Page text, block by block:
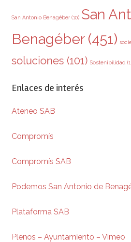
San Antonio Benagéber (10) San
Benagéber(451)
soluciones (101) Sostenibilidad
Enlaces de interés
Ateneo SAB
Compromís
Compromís SAB
Podemos San Antonio de
Plataforma SAB
Plenos – Ayuntamiento – Vimeo